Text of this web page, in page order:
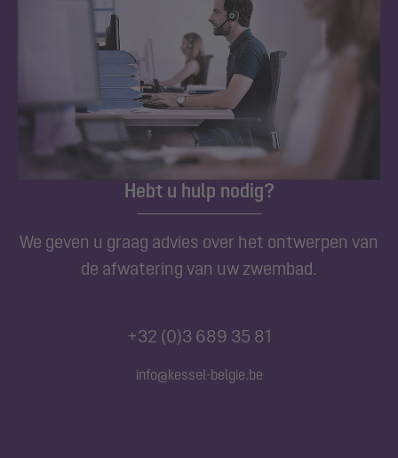
Hebt u hulp nodig?
We geven u graag advies over het ontwerpen van
de afwatering van uw zwembad.
+32 (0)3 689 35 81
info@kessel-belgie.be